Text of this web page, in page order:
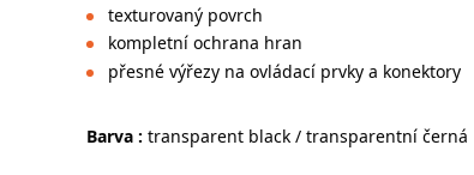
texturovaný povrch
kompletní ochrana hran
přesné výřezy na ovládací prvky a konektory
Barva : transparent black / transparentní černá